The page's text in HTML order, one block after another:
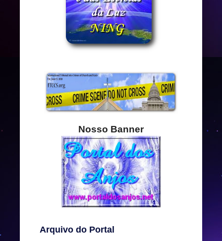
Nosso Banner
Arquivo do Portal